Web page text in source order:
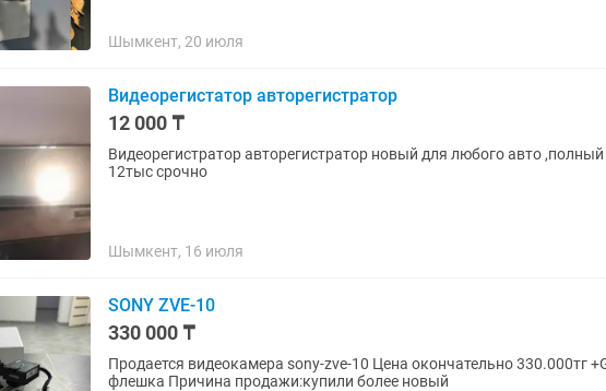
Шымкент, 20 июля
Видеорегистатор авторегистратор
12 000 ₸
Видеорегистратор авторегистратор новый для любого авто
12тыс срочно
Шымкент, 16 июля
SONY ZVE-10
330 000 ₸
Продается видеокамера sony-zve-10 Цена окончательно 330.000тг +Godox IM30 вспышка и
флешка Причина продажи:купили более новый